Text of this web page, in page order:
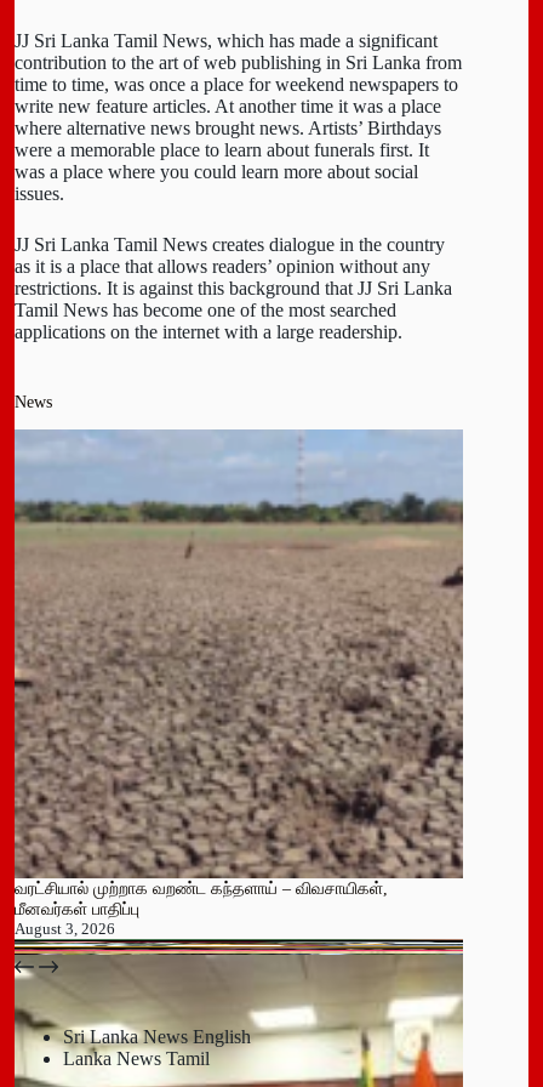
JJ Sri Lanka Tamil News, which has made a significant
contribution to the art of web publishing in Sri Lanka from
time to time, was once a place for weekend newspapers to
write new feature articles. At another time it was a place
where alternative news brought news. Artists’ Birthdays
were a memorable place to learn about funerals first. It
was a place where you could learn more about social
issues.
JJ Sri Lanka Tamil News creates dialogue in the country
as it is a place that allows readers’ opinion without any
restrictions. It is against this background that JJ Sri Lanka
Tamil News has become one of the most searched
applications on the internet with a large readership.
News
வரட்சியால் முற்றாக வறண்ட கந்தளாய் – விவசாயிகள்,
மீனவர்கள் பாதிப்பு
August 3, 2026
பதுளை மாநகர சபையின் NPP உறுப்பினர் திடீர் ராஜினாமா!
July 14, 2026
Sri Lanka News English
Lanka News Tamil